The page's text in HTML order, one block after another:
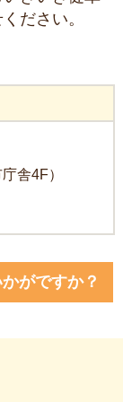
ださい。
舎4F）
がですか？